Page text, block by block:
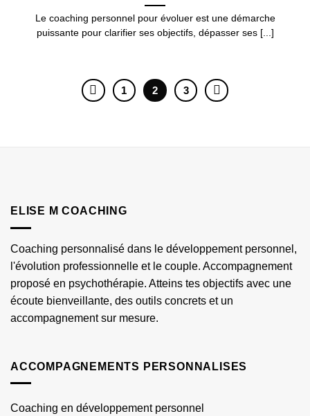
Le coaching personnel pour évoluer est une démarche
puissante pour clarifier ses objectifs, dépasser ses [...]
1 2 3
ELISE M COACHING
Coaching personnalisé dans le développement personnel,
l'évolution professionnelle et le couple. Accompagnement
proposé en psychothérapie. Atteins tes objectifs avec une
écoute bienveillante, des outils concrets et un
accompagnement sur mesure.
ACCOMPAGNEMENTS PERSONNALISES
Coaching en développement personnel